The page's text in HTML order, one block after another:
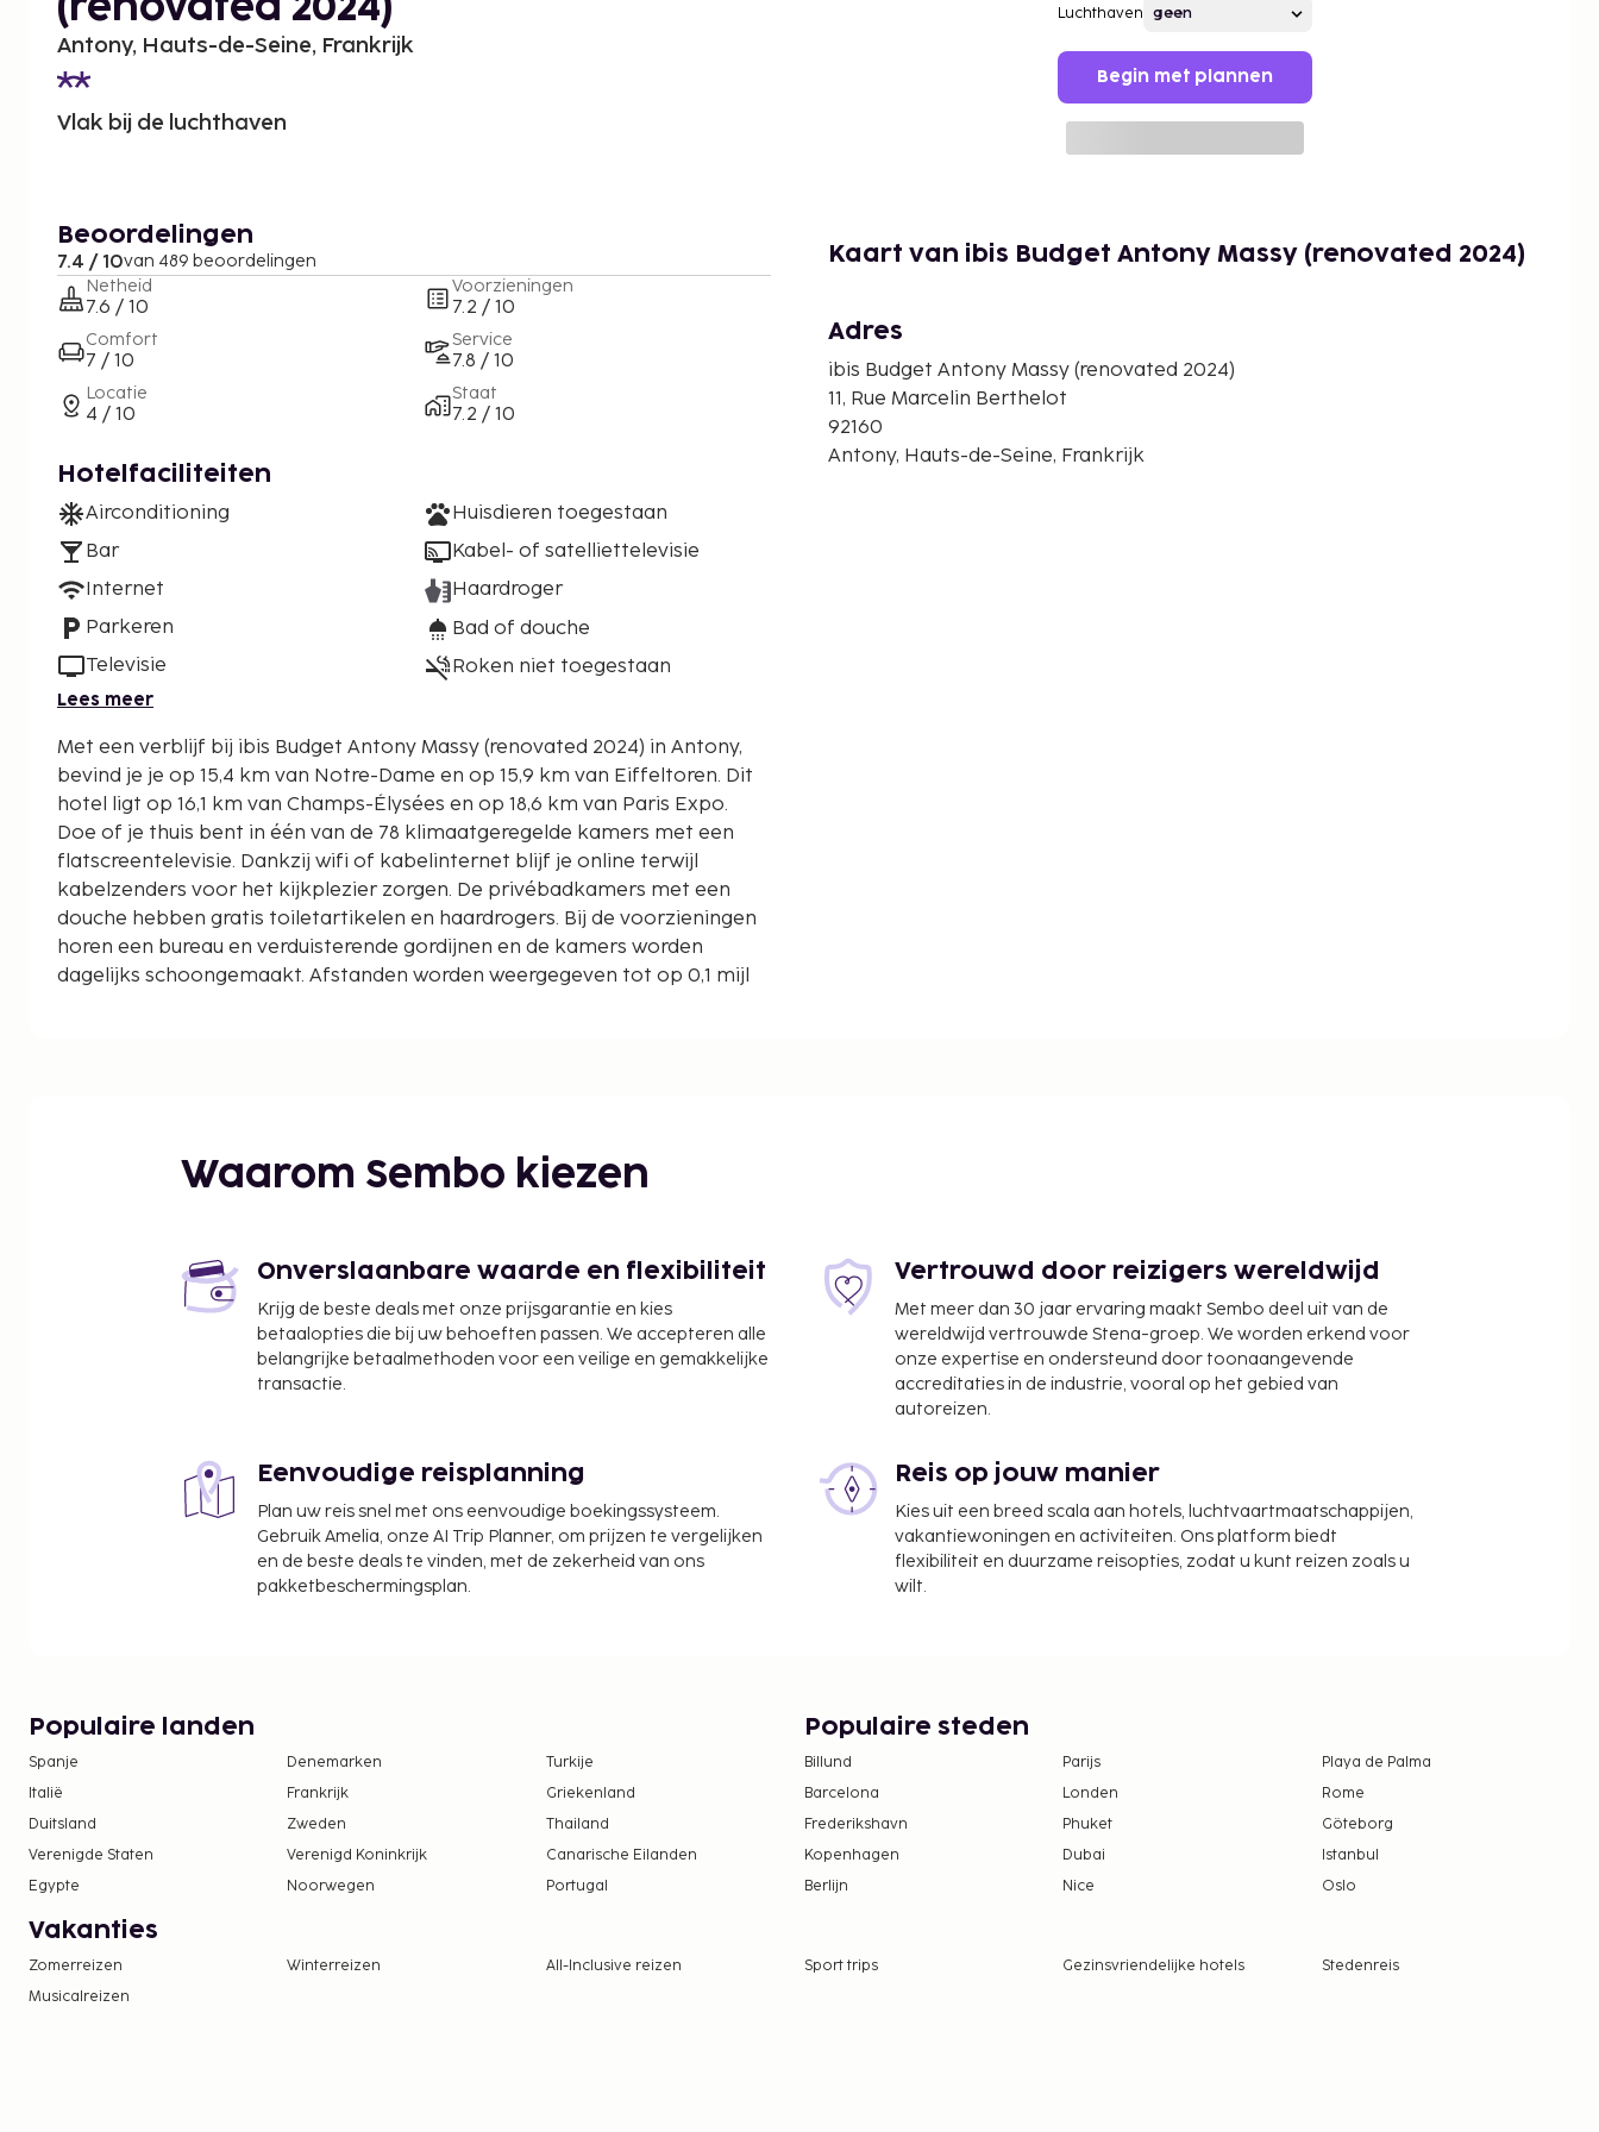
(renovated 2024)
Antony, Hauts-de-Seine, Frankrijk
Vlak bij de luchthaven
Luchthaven
Begin met plannen
Beoordelingen
7.4 / 10van 489 beoordelingen
Netheid
7.6 / 10
Comfort
7 / 10
Locatie
4 / 10
Voorzieningen
7.2 / 10
Service
7.8 / 10
Staat
7.2 / 10
Hotelfaciliteiten
Airconditioning
Bar
Internet
Parkeren
Televisie
Huisdieren toegestaan
Kabel- of satelliettelevisie
Haardroger
Bad of douche
Roken niet toegestaan
Lees meer
Met een verblijf bij ibis Budget Antony Massy (renovated 2024) in Antony,
bevind je je op 15,4 km van Notre-Dame en op 15,9 km van Eiffeltoren. Dit
hotel ligt op 16,1 km van Champs-Élysées en op 18,6 km van Paris Expo.
Doe of je thuis bent in één van de 78 klimaatgeregelde kamers met een
flatscreentelevisie. Dankzij wifi of kabelinternet blijf je online terwijl
kabelzenders voor het kijkplezier zorgen. De privébadkamers met een
douche hebben gratis toiletartikelen en haardrogers. Bij de voorzieningen
horen een bureau en verduisterende gordijnen en de kamers worden
dagelijks schoongemaakt. Afstanden worden weergegeven tot op 0,1 mijl
Seine - 13,1 km
Université de la Sorbonne - 14,4 km
Les Invalides - 14,6 km
Champ de Mars - 14,9 km
Musée Rodin - 14,9 km
De dichtstbijgelegen grootste luchthavens zijn:
Luchthaven Orly (ORY) - 7,3 km
Luchthaven Roissy - Charles de Gaulle (CDG) - 49,8 km
Enkele van de voorzieningen zijn een bagageopslagruimte, een
ontbijtbuffet geserveerd van 06.00 uur tot 10.00 uur en in het weekend is
Bureau voor Toerisme, heeft aan deze accommodatie een officiële
sterrenclassificatie toegekend.
Deze belasting is niet van toepassing op kinderen die jonger zijn dan 18
jaar.
Kaart van ibis Budget Antony Massy (renovated 2024)
Adres
ibis Budget Antony Massy (renovated 2024)
11, Rue Marcelin Berthelot
92160
Antony, Hauts-de-Seine, Frankrijk
Waarom Sembo kiezen
Onverslaanbare waarde en flexibiliteit
Krijg de beste deals met onze prijsgarantie en kies
betaalopties die bij uw behoeften passen. We accepteren alle
belangrijke betaalmethoden voor een veilige en gemakkelijke
transactie.
Vertrouwd door reizigers wereldwijd
Met meer dan 30 jaar ervaring maakt Sembo deel uit van de
wereldwijd vertrouwde Stena-groep. We worden erkend voor
onze expertise en ondersteund door toonaangevende
accreditaties in de industrie, vooral op het gebied van
autoreizen.
Eenvoudige reisplanning
Plan uw reis snel met ons eenvoudige boekingssysteem.
Gebruik Amelia, onze AI Trip Planner, om prijzen te vergelijken
en de beste deals te vinden, met de zekerheid van ons
pakketbeschermingsplan.
Reis op jouw manier
Kies uit een breed scala aan hotels, luchtvaartmaatschappijen,
vakantiewoningen en activiteiten. Ons platform biedt
flexibiliteit en duurzame reisopties, zodat u kunt reizen zoals u
wilt.
Populaire landen
Spanje Denemarken
Turkije
Italië
Frankrijk
Griekenland
Duitsland
Zweden
Thailand
Verenigde Staten
Verenigd Koninkrijk
Canarische Eilanden
Egypte
Noorwegen Portugal
Populaire steden
Billund Parijs
Playa de Palma
Barcelona
Londen
Rome
Frederikshavn
Phuket
Göteborg
Kopenhagen
Dubai
Istanbul
Berlijn
Nice Oslo
Vakanties
Zomerreizen Winterreizen All-Inclusive reizen Sport trips Gezinsvriendelijke hotels
Stedenreis
Musicalreizen